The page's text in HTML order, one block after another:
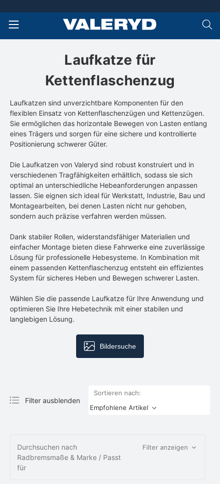
Laufkatze für
Kettenflaschenzug
Laufkatzen sind unverzichtbare Komponenten für den
flexiblen Einsatz von Kettenflaschenzügen und Kettenzügen.
Sie ermöglichen das horizontale Bewegen von Lasten entlang
eines Trägers und sorgen für eine sichere und kontrollierte
Positionierung schwerer Güter.
Die Laufkatzen von Valeryd sind robust konstruiert und in
verschiedenen Tragfähigkeiten erhältlich, sodass sie sich
optimal an unterschiedliche Hebeanforderungen anpassen
lassen. Sie eignen sich ideal für Werkstatt, Industrie, Bau und
Montagearbeiten, bei denen Lasten nicht nur gehoben,
sondern auch präzise verfahren werden müssen.
Dank stabiler Rollen, widerstandsfähiger Materialien und
einfacher Montage bieten diese Fahrwerke eine zuverlässige
Lösung für professionelle Hebesysteme. In Kombination mit
einem passenden Kettenflaschenzug entsteht ein effizientes
System für sicheres Heben und Bewegen schwerer Lasten.
Wählen Sie die passende Laufkatze für Ihre Anwendung und
optimieren Sie Ihre Hebetechnik mit einer stabilen und
langlebigen Lösung.
Bildersuche
Filter ausblenden
Sortieren nach:
Durchsuchen nach
Radbremsmaße & Marke / Passt
für
Filter anzeigen